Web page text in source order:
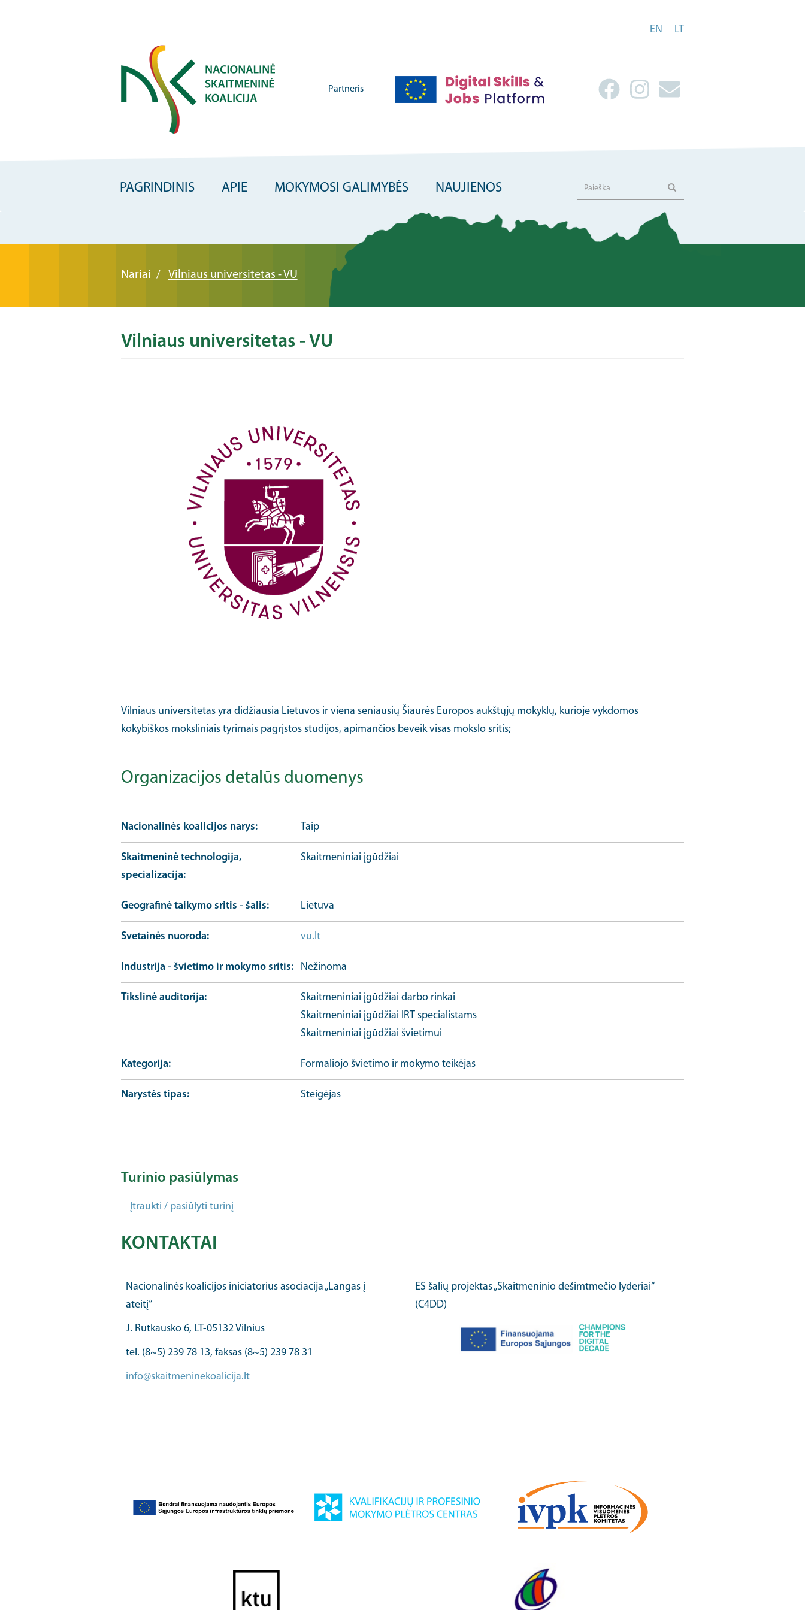
EN LT
Partneris
PAGRINDINIS APIE MOKYMOSI GALIMYBĖS NAUJIENOS Paieška Paieška
Nariai Vilniaus universitetas - VU
Vilniaus universitetas - VU
Vilniaus universitetas yra didžiausia Lietuvos ir viena seniausių Šiaurės Europos aukštųjų mokyklų, kurioje vykdomos
kokybiškos moksliniais tyrimais pagrįstos studijos, apimančios beveik visas mokslo sritis;
Organizacijos detalūs duomenys
Nacionalinės koalicijos narys Taip
Skaitmeninė technologija,
specializacija
Skaitmeniniai įgūdžiai
Geografinė taikymo sritis - šalis Lietuva
Svetainės nuoroda vu.lt
Industrija - švietimo ir mokymo sritis Nežinoma
Tikslinė auditorija
Skaitmeniniai įgūdžiai darbo rinkai
Skaitmeniniai įgūdžiai IRT specialistams
Skaitmeniniai įgūdžiai švietimui
Kategorija Formaliojo švietimo ir mokymo teikėjas
Narystės tipas Steigėjas
Turinio pasiūlymas
Įtraukti / pasiūlyti turinį
KONTAKTAI
Nacionalinės koalicijos iniciatorius asociacija „Langas į
ateitį“
J. Rutkausko 6, LT-05132 Vilnius
tel. (8~5) 239 78 13, faksas (8~5) 239 78 31
info@skaitmeninekoalicija.lt
ES šalių projektas „Skaitmeninio dešimtmečio lyderiai“
(C4DD)